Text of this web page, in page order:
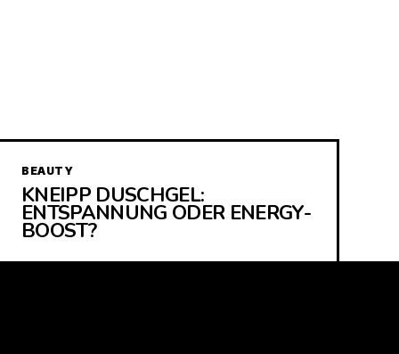
BEAUTY
KNEIPP DUSCHGEL:
ENTSPANNUNG ODER ENERGY-
BOOST?